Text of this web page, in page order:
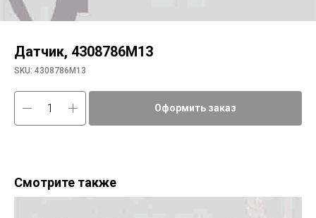
Датчик, 4308786M13
SKU: 4308786M13
Оформить заказ
Смотрите также